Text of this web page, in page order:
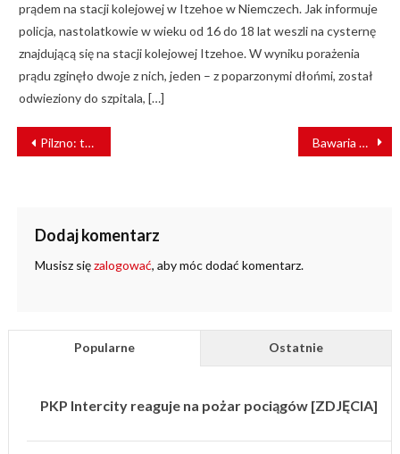
prądem na stacji kolejowej w Itzehoe w Niemczech. Jak informuje
policja, nastolatkowie w wieku od 16 do 18 lat weszli na cysternę
znajdującą się na stacji kolejowej Itzehoe. W wyniku porażenia
prądu zginęło dwoje z nich, jeden – z poparzonymi dłońmi, został
odwieziony do szpitala, […]
NAWIGACJA
WPISU
Pilzno: tramwaje Astra przechodzą do historii Bawaria szuka nowych operatorów kolejowych
Dodaj komentarz
Musisz sięzalogować, aby móc dodać komentarz.
Popularne Ostatnie
PKP Intercity reaguje na pożar pociągów [ZDJĘCIA]